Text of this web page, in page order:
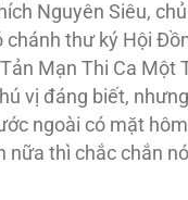
Nguyên Siêu,
thư ký Hội
Mạn Thi Ca Một
vị đáng biết,
ngoài có mặt
thì chắc chắn